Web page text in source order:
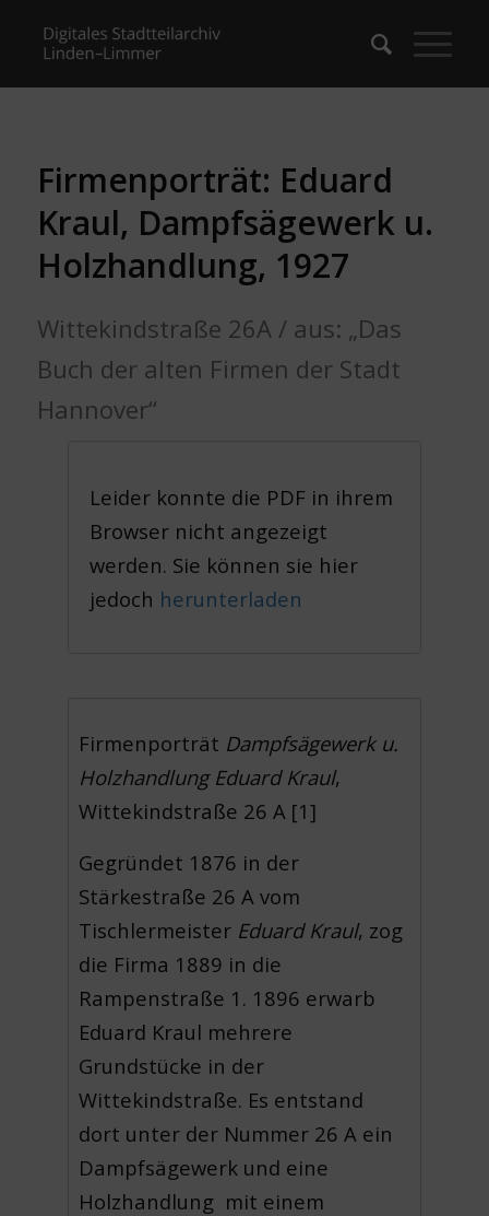
Firmenporträt: Eduard
Kraul, Dampfsägewerk u.
Holzhandlung, 1927
Wittekindstraße 26A / aus: „Das
Buch der alten Firmen der Stadt
Hannover“
Leider konnte die PDF in ihrem
Browser nicht angezeigt
werden. Sie können sie hier
jedoch herunterladen
Firmenporträt Dampfsägewerk u.
Holzhandlung Eduard Kraul,
Wittekindstraße 26 A [1]
Gegründet 1876 in der
Stärkestraße 26 A vom
Tischlermeister Eduard Kraul, zog
die Firma 1889 in die
Rampenstraße 1. 1896 erwarb
Eduard Kraul mehrere
Grundstücke in der
Wittekindstraße. Es entstand
dort unter der Nummer 26 A ein
Dampfsägewerk und eine
Holzhandlung mit einem